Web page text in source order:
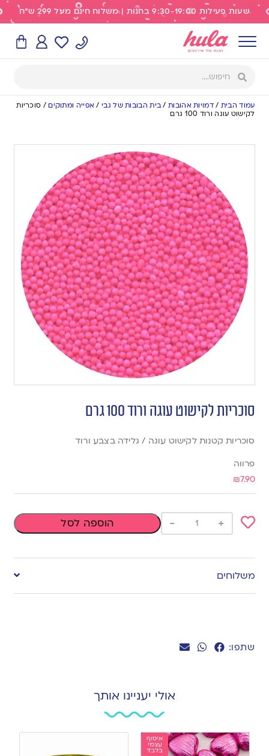
שעות פעילות 9:30-19:00 בחנות | משלוח חינם מעל 299 ש"ח
עמוד הבית /דמויות אהובות/בית הבובות של גבי/ אפייה ומתוקים / סוכריות
לקישוט עוגה ורוד 100 גרם
שתפו:
סוכריות לקישוט עוגה ורוד 100 גרם
סוכריות קטנות לקישוט עוגה / גלידה בצבע ורוד
פרווה
₪7.90
to
wishlist
+
- הוספה לסל
משלוחים
אולי יעניינו אותך
איסוף
עצמי
בלבד